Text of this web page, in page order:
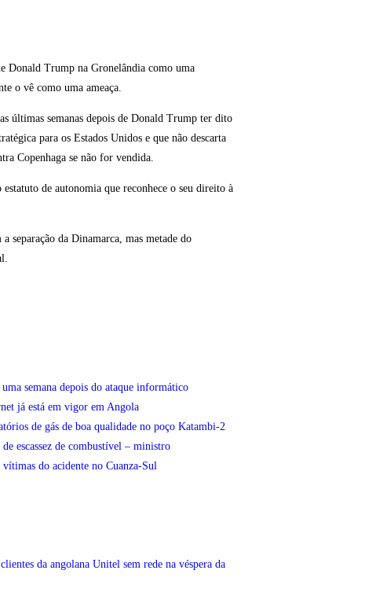
Donald Trump na Gronelândia como uma
o vê como uma ameaça.
últimas semanas depois de Donald Trump ter dito
para os Estados Unidos e que não descarta
Copenhaga se não for vendida.
de autonomia que reconhece o seu direito à
separação da Dinamarca, mas metade do
semana depois do ataque informático
já está em vigor em Angola
de gás de boa qualidade no poço Katambi-2
escassez de combustível – ministro
do acidente no Cuanza-Sul
da angolana Unitel sem rede na véspera da